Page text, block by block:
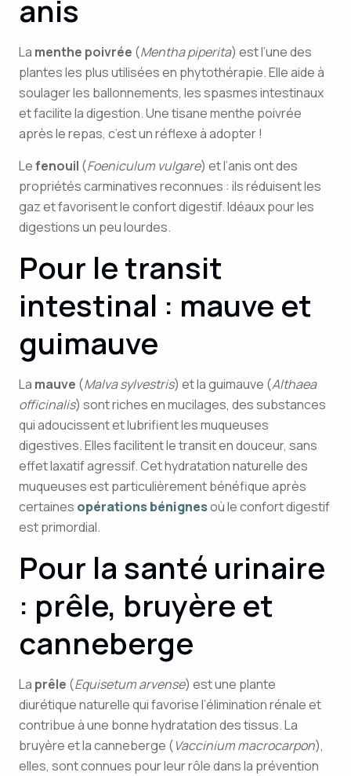
anis
La menthe poivrée (Mentha piperita) est l’une des
plantes les plus utilisées en phytothérapie. Elle aide à
soulager les ballonnements, les spasmes intestinaux
et facilite la digestion. Une tisane menthe poivrée
après le repas, c’est un réflexe à adopter !
Lefenouil (Foeniculum vulgare) et l’anis ont des
propriétés carminatives reconnues : ils réduisent les
gaz et favorisent le confort digestif. Idéaux pour les
digestions un peu lourdes.
Pour le transit
intestinal : mauve et
guimauve
La mauve (Malva sylvestris) et la guimauve (Althaea
officinalis) sont riches en mucilages, des substances
qui adoucissent et lubrifient les muqueuses
digestives. Elles facilitent le transit en douceur, sans
effet laxatif agressif. Cet hydratation naturelle des
muqueuses est particulièrement bénéfique après
certaines opérations bénignesoù le confort digestif
est primordial.
Pour la santé urinaire
: prêle, bruyère et
canneberge
La prêle (Equisetum arvense) est une plante
diurétique naturelle qui favorise l’élimination rénale et
contribue à une bonne hydratation des tissus. La
bruyère et la canneberge (Vaccinium macrocarpon),
elles, sont connues pour leur rôle dans la prévention